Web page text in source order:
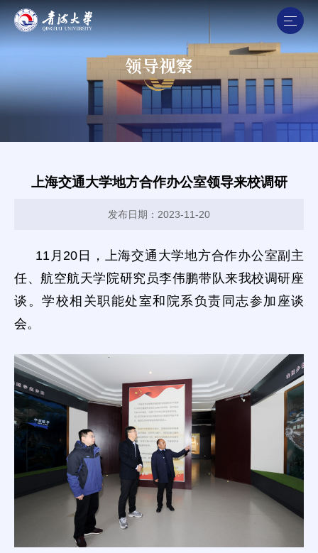
领导视察
上海交通大学地方合作办公室领导来校调研
发布日期：2023-11-20
11月20日，上海交通大学地方合作办公室副主
任、航空航天学院研究员李伟鹏带队来我校调研座
谈。学校相关职能处室和院系负责同志参加座谈
会。